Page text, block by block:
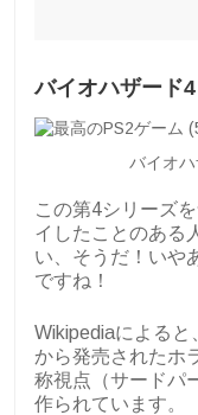
バイオハザード
バイオ
この第4シリーズ
イしたことのある
い、そうだ！いや
ですね！
Wikipediaによる
から発売されたホ
称視点（サードパ
作られています。